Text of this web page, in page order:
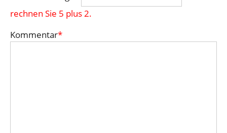
rechnen Sie 5 plus 2.
Kommentar*